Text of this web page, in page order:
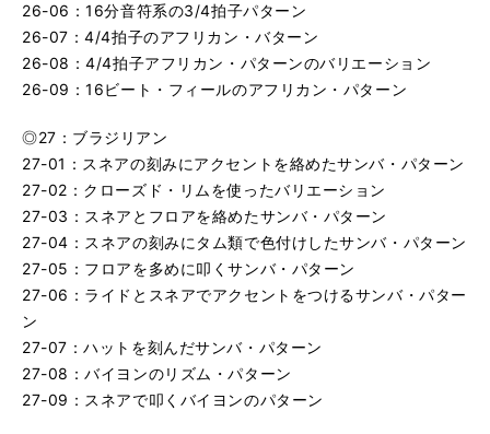
26-06：16分音符系の3/4拍子パターン
26-07：4/4拍子のアフリカン・バターン
26-08：4/4拍子アフリカン・パターンのバリエーション
26-09：16ビート・フィールのアフリカン・パターン
◎27：ブラジリアン
27-01：スネアの刻みにアクセントを絡めたサンバ・パターン
27-02：クローズド・リムを使ったバリエーション
27-03：スネアとフロアを絡めたサンバ・パターン
27-04：スネアの刻みにタム類で色付けしたサンバ・パターン
27-05：フロアを多めに叩くサンバ・パターン
27-06：ライドとスネアでアクセントをつけるサンバ・パター
ン
27-07：ハットを刻んだサンバ・パターン
27-08：バイヨンのリズム・パターン
27-09：スネアで叩くバイヨンのパターン